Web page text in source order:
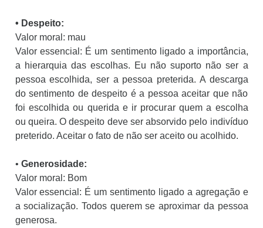
• Despeito:
Valor moral: mau
Valor essencial: É um sentimento ligado a importância,
a hierarquia das escolhas. Eu não suporto não ser a
pessoa escolhida, ser a pessoa preterida. A descarga
do sentimento de despeito é a pessoa aceitar que não
foi escolhida ou querida e ir procurar quem a escolha
ou queira. O despeito deve ser absorvido pelo indivíduo
preterido. Aceitar o fato de não ser aceito ou acolhido.
• Generosidade:
Valor moral: Bom
Valor essencial: É um sentimento ligado a agregação e
a socialização. Todos querem se aproximar da pessoa
generosa.